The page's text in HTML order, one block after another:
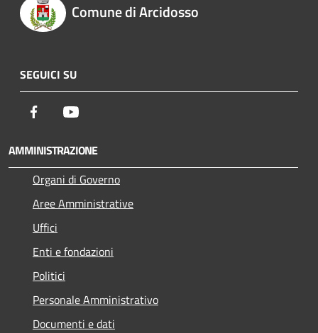
Comune di Arcidosso
SEGUICI SU
Facebook
AMMINISTRAZIONE
Organi di Governo
Aree Amministrative
Uffici
Enti e fondazioni
Politici
Personale Amministrativo
Documenti e dati